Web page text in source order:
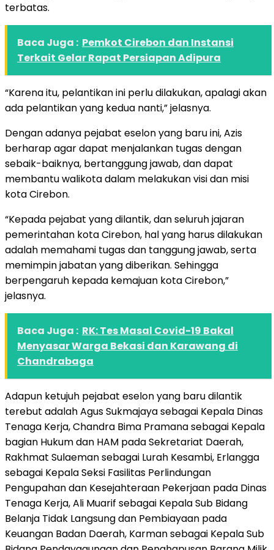
terbatas.
Baca Juga : Pemkot Cirebon dan Instansi
Terkait Gelar Rapat Persiapan Adipura
“Karena itu, pelantikan ini perlu dilakukan, apalagi akan
ada pelantikan yang kedua nanti,” jelasnya.
Dengan adanya pejabat eselon yang baru ini, Azis
berharap agar dapat menjalankan tugas dengan
sebaik-baiknya, bertanggung jawab, dan dapat
membantu walikota dalam melakukan visi dan misi
kota Cirebon.
“Kepada pejabat yang dilantik, dan seluruh jajaran
pemerintahan kota Cirebon, hal yang harus dilakukan
adalah memahami tugas dan tanggung jawab, serta
memimpin jabatan yang diberikan. Sehingga
berpengaruh kepada kemajuan kota Cirebon,”
jelasnya.
Baca Juga : RK: Tes Masal Covid-19 Bakal
Menyasar Warga Bekasi dan Karawang di
Chandrabaga
Adapun ketujuh pejabat eselon yang baru dilantik
terebut adalah Agus Sukmajaya sebagai Kepala Dinas
Tenaga Kerja, Chandra Bima Pramana sebagai Kepala
bagian Hukum dan HAM pada Sekretariat Daerah,
Rakhmat Sulaeman sebagai Lurah Kesambi, Erlangga
sebagai Kepala Seksi Fasilitas Perlindungan
Pengupahan dan Kesejahteraan Pekerjaan pada Dinas
Tenaga Kerja, Ali Muarif sebagai Kepala Sub Bidang
Belanja Tidak Langsung dan Pembiayaan pada
Keuangan Badan Daerah, Karman sebagai Kepala Sub